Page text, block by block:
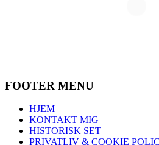
FOOTER MENU
HJEM
KONTAKT MIG
HISTORISK SET
PRIVATLIV & COOKIE